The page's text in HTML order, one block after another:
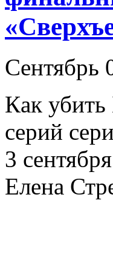
Сентябрь
Кaк
серий
3
Елена